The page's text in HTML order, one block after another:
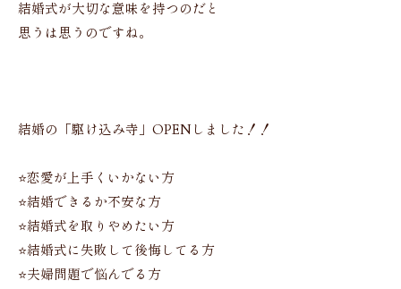
結婚式が大切な意味を持つのだと
思うは思うのですね。
結婚の「駆け込み寺」OPENしました！！
⭐️恋愛が上手くいかない方
⭐️結婚できるか不安な方
⭐️結婚式を取りやめたい方
⭐️結婚式に失敗して後悔してる方
⭐️夫婦問題で悩んでる方